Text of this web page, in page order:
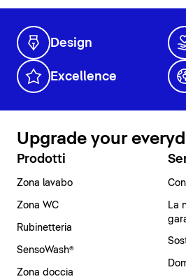
Design
Excellence
Upgrade your
Prodotti
Zona lavabo
Zona WC
Rubinetteria
SensoWash®
Zona doccia
La